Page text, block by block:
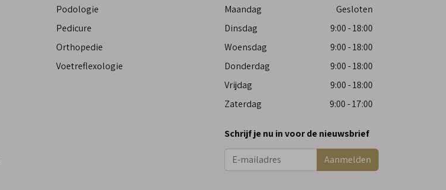
Podologie
Pedicure
Orthopedie
Voetreflexologie
Maandag
Gesloten
Dinsdag
9:00 - 18:00
Woensdag
9:00 - 18:00
Donderdag
9:00 - 18:00
Vrijdag
9:00 - 18:00
Zaterdag
9:00 - 17:00
Schrijf je nu in voor de nieuwsbrief
Aanmelden